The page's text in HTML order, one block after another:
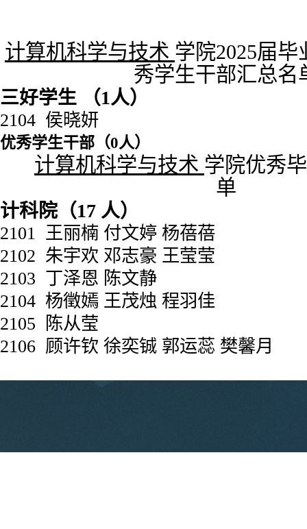
计算机科学与技术 学院2025届毕
秀学生干部汇总名
三好学生 （1人）
2104 侯晓妍
优秀学生干部（0人）
计算机科学与技术 学院优秀
单
计科院（17 人）
2101 王丽楠 付文婷 杨蓓蓓
2102 朱宇欢 邓志豪 王莹莹
2103 丁泽恩 陈文静
2104 杨徵嫣 王茂烛 程羽佳
2105
陈从莹
2106 顾许钦 徐奕铖 郭运蕊 樊馨月